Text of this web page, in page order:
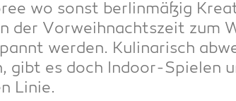
wo sonst ber­lin­mä­ßig
der Vor­weih­nachts­zeit zum
wer­den. Kuli­na­risch
gibt es doch Indoor-Spie­len
Linie.